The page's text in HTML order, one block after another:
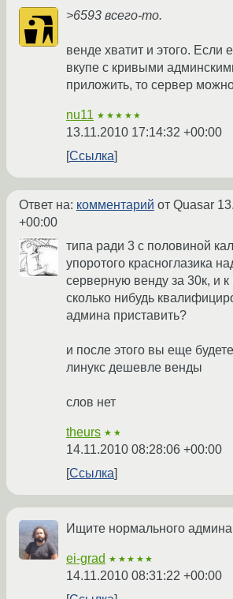
>6593 всего-то.
венде хватит и этого. Если
вкупе с кривыми
приложить, то сервер
nu11 ★★★★★
13.11.2010 17:14:32 +00:00
Ссылка
Ответ на: комментарий от Quasar
+00:00
типа ради 3 с половиной
упоротого красноглазика
серверную венду за 30к, и к
сколько нибудь
админа приставить?
и после этого вы еще
линукс дешевле венды
слов нет
theurs ★★
14.11.2010 08:28:06 +00:00
Ссылка
Ищите нормального админа
ei-grad ★★★★★
14.11.2010 08:31:22 +00:00